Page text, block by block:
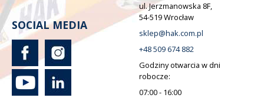
SOCIAL MEDIA
ul. Jerzmanowska 8F,
54-519 Wrocław
sklep@hak.com.pl
+48 509 674 882
Godziny otwarcia w dni
robocze:
07:00 - 16:00